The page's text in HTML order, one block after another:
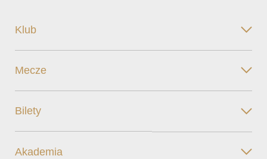
Klub
Mecze
Bilety
Akademia